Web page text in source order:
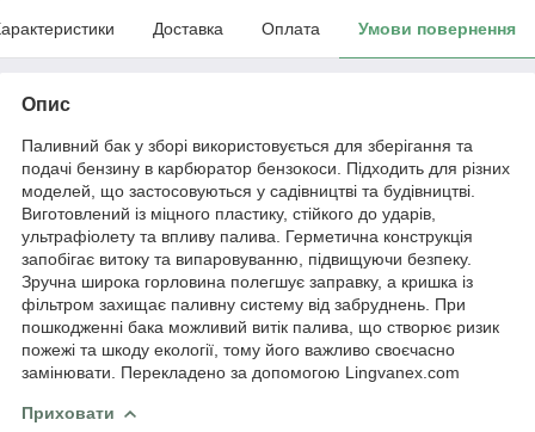
Доставка Оплата Умови повернення
Опис
Паливний бак у зборі використовується для зберігання та
подачі бензину в карбюратор бензокоси. Підходить для різних
моделей, що застосовуються у садівництві та будівництві.
Виготовлений із міцного пластику, стійкого до ударів,
ультрафіолету та впливу палива. Герметична конструкція
запобігає витоку та випаровуванню, підвищуючи безпеку.
Зручна широка горловина полегшує заправку, а кришка із
фільтром захищає паливну систему від забруднень. При
пошкодженні бака можливий витік палива, що створює ризик
пожежі та шкоду екології, тому його важливо своєчасно
замінювати. Перекладено за допомогою Lingvanex.com
Приховати